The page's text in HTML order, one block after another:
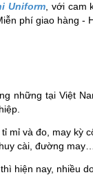
Uniform , với
phí giao hàng -
những tại Việt
mỉ và đo, may kỳ
cài, đường may…
hiện nay, nhiều